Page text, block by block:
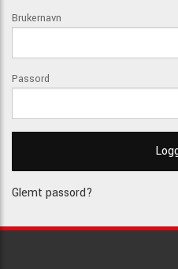
Brukernavn
Passord
Glemt passord?